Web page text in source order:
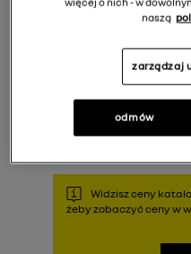
Cena
Widzisz ceny
żeby zobaczyć ceny w
naszą
zarządzaj
odmów